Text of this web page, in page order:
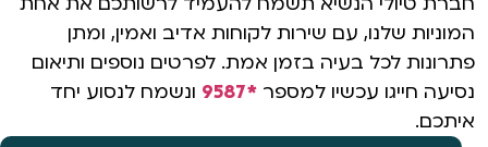
המוניות שלנו, עם שירות לקוחות אדיב ואמין, ומתן
פתרונות לכל בעיה בזמן אמת. לפרטים נוספים ותיאום
נסיעה חייגו עכשיו למספר *9587
ונשמח לנסוע יחד
איתכם.